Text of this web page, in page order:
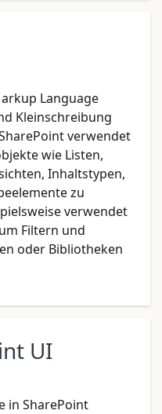
Language
Kleinschreibung
verwendet
wie Listen,
Inhaltstypen,
zu
verwendet
Filtern und
oder Bibliotheken
UI
in SharePoint